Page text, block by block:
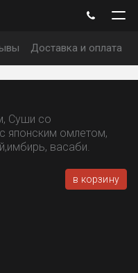
Доставка и оплата
Суши со
японским омлетом,
васаби.
в корзину